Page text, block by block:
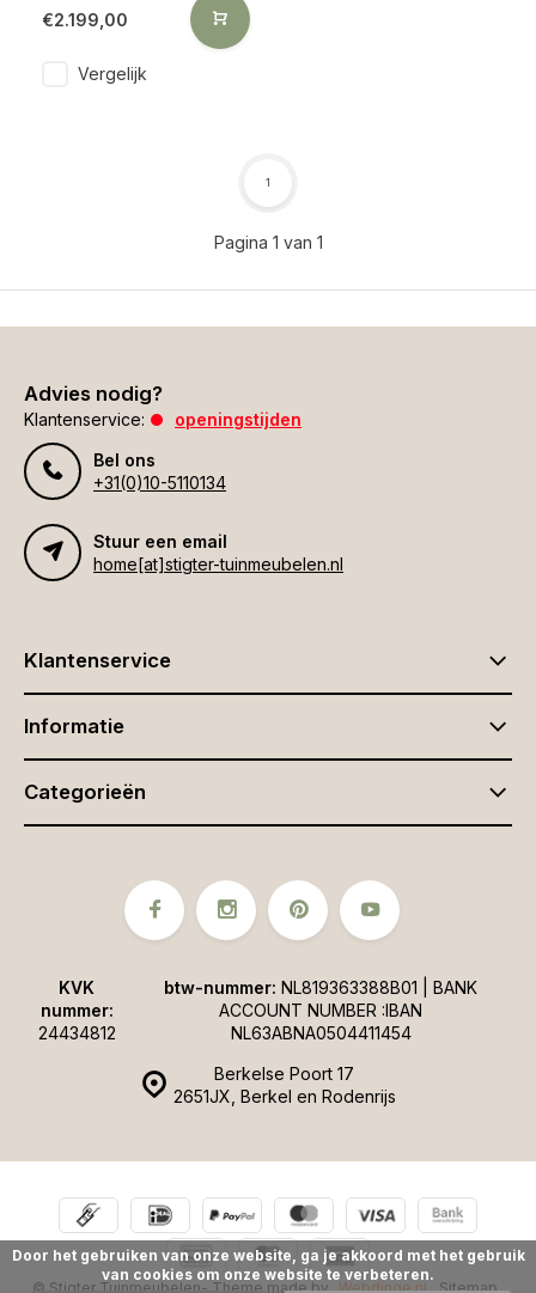
€2.199,00
Vergelijk
Pagina 1 van 1
1
Advies nodig?
Klantenservice:
openingstijden
Bel ons
+31(0)10-5110134
Stuur een email
home[at]stigter-tuinmeubelen.nl
Klantenservice
Informatie
Categorieën
Berkelse Poort 17
2651JX, Berkel en Rodenrijs
KVK
nummer:
24434812
btw-nummer: NL819363388B01 | BANK
ACCOUNT NUMBER :IBAN
NL63ABNA0504411454
© Stigter Tuinmeubelen- Theme made by Webdinge.nl Sitemap
Door het gebruiken van onze website, ga je akkoord met het gebruik
van cookies om onze website te verbeteren.